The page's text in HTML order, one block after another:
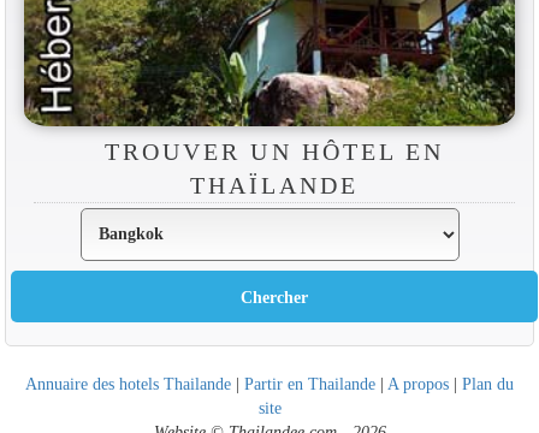
TROUVER UN HÔTEL EN
THAÏLANDE
Annuaire des hotels Thailande | Partir en Thailande | A propos | Plan du
site